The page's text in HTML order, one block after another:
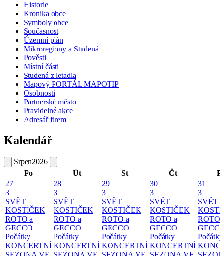
Historie
Kronika obce
Symboly obce
Současnost
Územní plán
Mikroregiony a Studená
Pověsti
Místní části
Studená z letadla
Mapový PORTÁL MAPOTIP
Osobnosti
Partnerské město
Pravidelné akce
Adresář firem
Kalendář
Srpen2026
Po
Út St Čt
27
3
SVĚT
KOSTIČEK
ROTO a
GECCO
Počátky
KONCERTNÍ
28
3
SVĚT
KOSTIČEK
ROTO a
GECCO
Počátky
KONCERTNÍ
29
3
SVĚT
KOSTIČEK
ROTO a
GECCO
Počátky
KONCERTNÍ
30
3
SVĚT
KOSTIČEK
ROTO a
GECCO
Počátky
KONCERTNÍ
31
3
SVĚT